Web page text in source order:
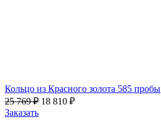
Кольцо из Красного золота 585 пробы
25 769 ₽ 18 810 ₽
Заказать